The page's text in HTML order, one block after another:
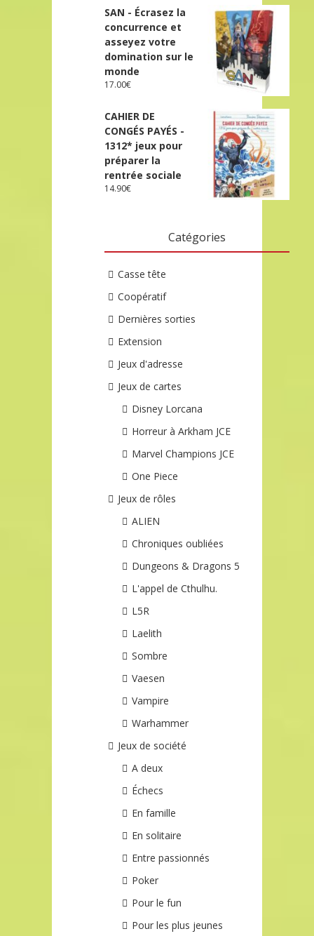
SAN - Écrasez la
concurrence et
asseyez votre
domination sur le
monde
17.00€
CAHIER DE
CONGÉS PAYÉS -
1312* jeux pour
préparer la
rentrée sociale
14.90€
Catégories
Casse tête
Coopératif
Dernières sorties
Extension
Jeux d'adresse
Jeux de cartes
Disney Lorcana
Horreur à Arkham JCE
Marvel Champions JCE
One Piece
Jeux de rôles
ALIEN
Chroniques oubliées
Dungeons & Dragons 5
L'appel de Cthulhu.
L5R
Laelith
Sombre
Vaesen
Vampire
Warhammer
Jeux de société
A deux
Échecs
En famille
En solitaire
Entre passionnés
Poker
Pour le fun
Pour les plus jeunes